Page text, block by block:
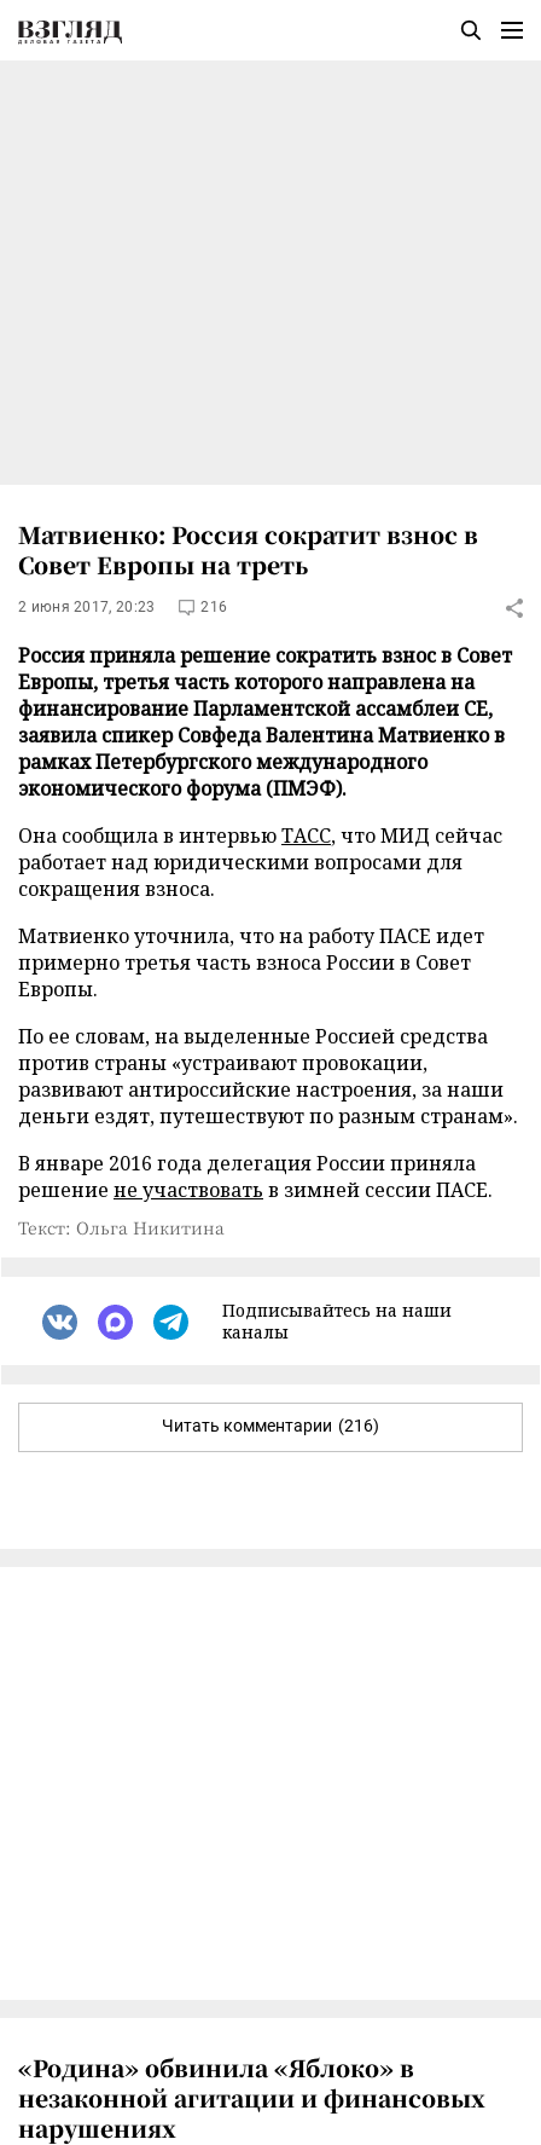
Матвиенко: Россия сократит взнос в
Совет Европы на треть
2 июня 2017, 20:23 216
Россия приняла решение сократить взнос в Совет
Европы, третья часть которого направлена на
финансирование Парламентской ассамблеи СЕ,
заявила спикер Совфеда Валентина Матвиенко в
рамках Петербургского международного
экономического форума (ПМЭФ).
Она сообщила в интервьюТАСС, что МИД сейчас
работает над юридическими вопросами для
сокращения взноса.
Матвиенко уточнила, что на работу ПАСЕ идет
примерно третья часть взноса России в Совет
Европы.
По ее словам, на выделенные Россией средства
против страны «устраивают провокации,
развивают антироссийские настроения, за наши
деньги ездят, путешествуют по разным странам».
В январе 2016 года делегация России приняла
решение не участвовать в зимней сессии ПАСЕ.
Текст: Ольга Никитина
Подписывайтесь на наши
каналы
Читать комментарии (216)
«Родина» обвинила «Яблоко» в
незаконной агитации и финансовых
нарушениях